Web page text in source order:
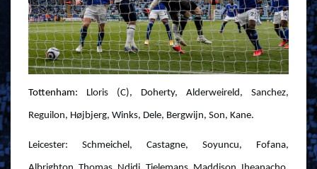
Tottenham: Lloris (C), Doherty, Alderweireld, Sanchez,
Reguilon, Højbjerg, Winks, Dele, Bergwijn, Son, Kane.
Leicester: Schmeichel, Castagne, Soyuncu, Fofana,